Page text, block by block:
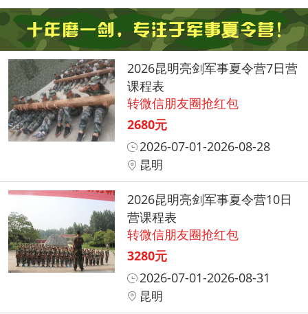
2026昆明亮剑军事夏令营7日营
课程表
转微信朋友圈抢红包
2680元
2026-07-01-2026-08-28
昆明
2026昆明亮剑军事夏令营10日
营课程表
转微信朋友圈抢红包
3280元
2026-07-01-2026-08-31
昆明